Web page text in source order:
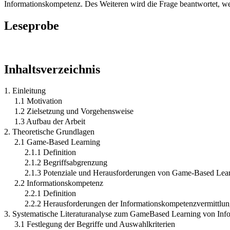
Informationskompetenz. Des Weiteren wird die Frage beantwortet,
Leseprobe
Inhaltsverzeichnis
1. Einleitung
1.1 Motivation
1.2 Zielsetzung und Vorgehensweise
1.3 Aufbau der Arbeit
2. Theoretische Grundlagen
2.1 Game-Based Learning
2.1.1 Definition
2.1.2 Begriffsabgrenzung
2.1.3 Potenziale und Herausforderungen von Game-Based
2.2 Informationskompetenz
2.2.1 Definition
2.2.2 Herausforderungen der
3. Systematische Literaturanalyse zum GameBased Learning von
3.1 Festlegung der Begriffe und Auswahlkriterien